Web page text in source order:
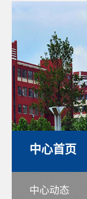
中心首页
中心动态